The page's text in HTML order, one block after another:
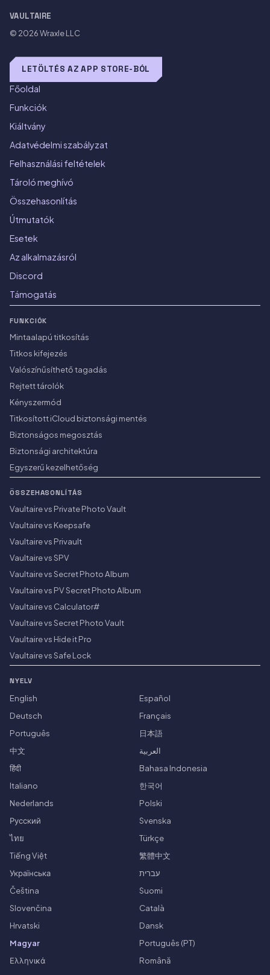
VAULTAIRE
© 2026Wraxle LLC
LETÖLTÉS AZ APP STORE-BÓL
Főoldal
Funkciók
Kiáltvány
Adatvédelmi szabályzat
Felhasználási feltételek
Tároló meghívó
Összehasonlítás
Útmutatók
Esetek
Az alkalmazásról
Discord
Támogatás
FUNKCIÓK
Mintaalapú titkosítás
Titkos kifejezés
Valószínűsíthető tagadás
Rejtett tárolók
Kényszermód
Titkosított iCloud biztonsági mentés
Biztonságos megosztás
Biztonsági architektúra
Egyszerű kezelhetőség
ÖSSZEHASONLÍTÁS
Vaultaire vs Private Photo Vault
Vaultaire vs Keepsafe
Vaultaire vs Privault
Vaultaire vs SPV
Vaultaire vs Secret Photo Album
Vaultaire vs PV Secret Photo Album
Vaultaire vs Calculator#
Vaultaire vs Secret Photo Vault
Vaultaire vs Hide it Pro
Vaultaire vs Safe Lock
NYELV
English
Español
Deutsch
Français
Português
日本語
中文
العربية
हिंदी
Bahasa Indonesia
Italiano
한국어
Nederlands
Polski
Русский
Svenska
ไทย
Türkçe
Tiếng Việt
繁體中文
Українська
עברית
Čeština
Suomi
Slovenčina
Català
Hrvatski
Dansk
Magyar
Português (PT)
Ελληνικά
Română